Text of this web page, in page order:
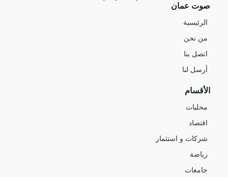
صوت عمان
الرئيسية
من نحن
اتصل بنا
أرسل لنا
الأقسام
محليات
اقتصاد
شركات و استثمار
رياضة
جامعات